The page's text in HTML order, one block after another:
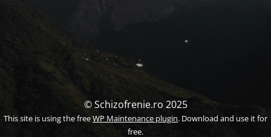
© Schizofrenie.ro 2025
This site is using the freeWP Maintenance plugin. Download and use it for
free.